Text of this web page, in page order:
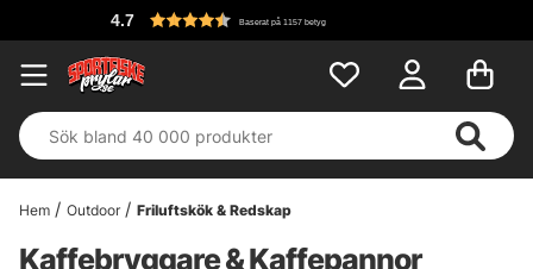
Baserat på 1157 betyg
Hem Outdoor Friluftskök & Redskap
Kaffebryggare & Kaffepannor